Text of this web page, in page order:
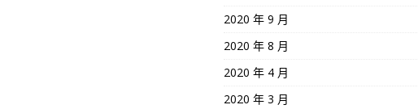
2020 年 9 月
2020 年 8 月
2020 年 4 月
2020 年 3 月